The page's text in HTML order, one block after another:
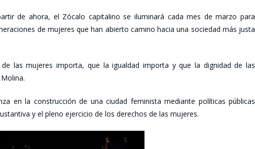
de ahora, el Zócalo capitalino se iluminará cada mes de marzo para
de mujeres que han abierto camino hacia una sociedad más justa
las mujeres importa, que la igualdad importa y que la dignidad de las
en la construcción de una ciudad feminista mediante políticas públicas
y el pleno ejercicio de los derechos de las mujeres.